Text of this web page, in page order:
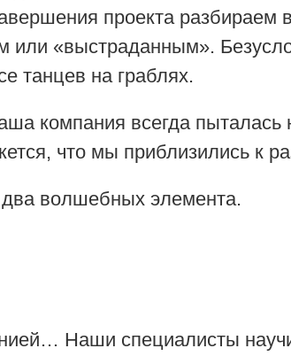
проекта разбираем
«выстраданным».
танцев на граблях.
компания всегда
что мы приблизились к
волшебных элемента.
Наши специалисты